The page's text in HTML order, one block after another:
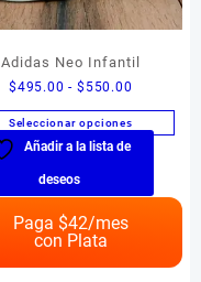
Adidas Neo Infantil
$495.00 - $ 550.00
de
precios:
hasta
Seleccionar opciones
Este
tiene
múltiples
variantes.
Las
Añadir a la lista de
deseos
Paga $42/mes
con Plata